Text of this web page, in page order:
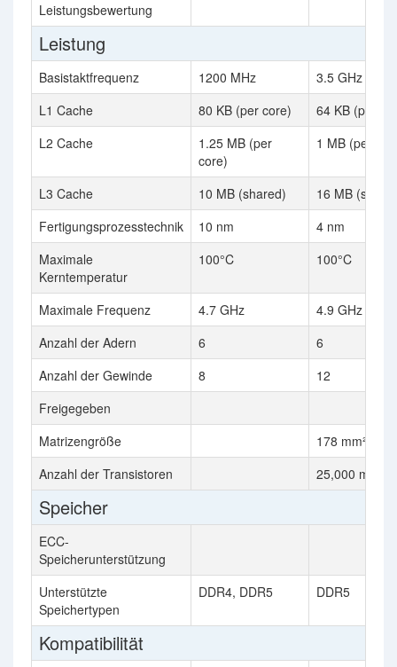
Leistungsbewertung
Leistung
Basistaktfrequenz 1200 MHz
3.5 GHz
L1 Cache
80 KB (per core)
64 KB (per
L2 Cache
1.25 MB (per
core)
1 MB (per
L3 Cache 10 MB (shared)
16 MB
Fertigungsprozesstechnik
10 nm
4 nm
Maximale
Kerntemperatur
100°C 100°C
Maximale Frequenz 4.7 GHz
4.9 GHz
Anzahl der Adern
6
6
Anzahl der Gewinde
8
12
Freigegeben
Matrizengröße
178 mm²
Anzahl der Transistoren
25,000 million
Speicher
ECC-
Speicherunterstützung
Unterstützte
Speichertypen
DDR4, DDR5 DDR5
Kompatibilität